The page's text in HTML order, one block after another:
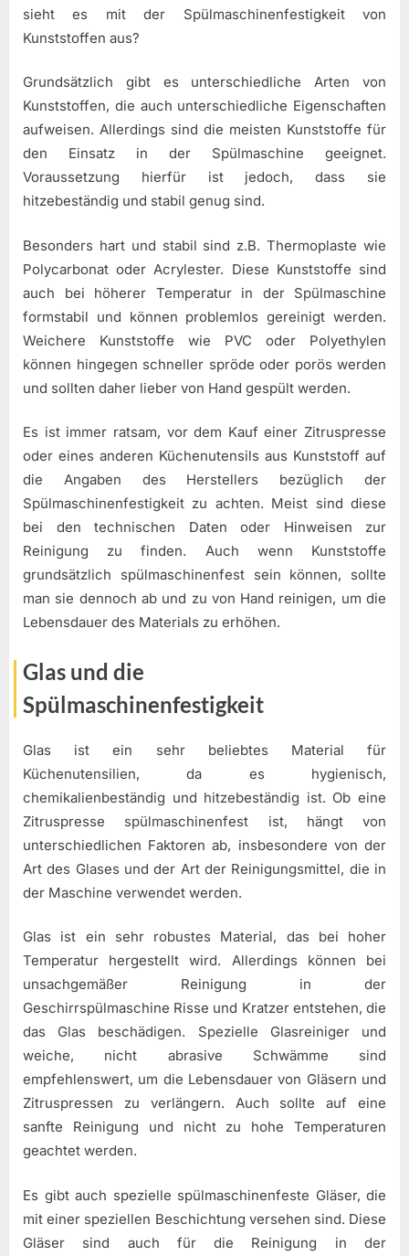
sieht es mit der Spülmaschinenfestigkeit von
Kunststoffen aus?
Grundsätzlich gibt es unterschiedliche Arten von
Kunststoffen, die auch unterschiedliche Eigenschaften
aufweisen. Allerdings sind die meisten Kunststoffe für
den Einsatz in der Spülmaschine geeignet.
Voraussetzung hierfür ist jedoch, dass sie
hitzebeständig und stabil genug sind.
Besonders hart und stabil sind z.B. Thermoplaste wie
Polycarbonat oder Acrylester. Diese Kunststoffe sind
auch bei höherer Temperatur in der Spülmaschine
formstabil und können problemlos gereinigt werden.
Weichere Kunststoffe wie PVC oder Polyethylen
können hingegen schneller spröde oder porös werden
und sollten daher lieber von Hand gespült werden.
Es ist immer ratsam, vor dem Kauf einer Zitruspresse
oder eines anderen Küchenutensils aus Kunststoff auf
die Angaben des Herstellers bezüglich der
Spülmaschinenfestigkeit zu achten. Meist sind diese
bei den technischen Daten oder Hinweisen zur
Reinigung zu finden. Auch wenn Kunststoffe
grundsätzlich spülmaschinenfest sein können, sollte
man sie dennoch ab und zu von Hand reinigen, um die
Lebensdauer des Materials zu erhöhen.
Glas und die
Spülmaschinenfestigkeit
Glas ist ein sehr beliebtes Material für
Küchenutensilien, da es hygienisch,
chemikalienbeständig und hitzebeständig ist. Ob eine
Zitruspresse spülmaschinenfest ist, hängt von
unterschiedlichen Faktoren ab, insbesondere von der
Art des Glases und der Art der Reinigungsmittel, die in
der Maschine verwendet werden.
Glas ist ein sehr robustes Material, das bei hoher
Temperatur hergestellt wird. Allerdings können bei
unsachgemäßer Reinigung in der
Geschirrspülmaschine Risse und Kratzer entstehen, die
das Glas beschädigen. Spezielle Glasreiniger und
weiche, nicht abrasive Schwämme sind
empfehlenswert, um die Lebensdauer von Gläsern und
Zitruspressen zu verlängern. Auch sollte auf eine
sanfte Reinigung und nicht zu hohe Temperaturen
geachtet werden.
Es gibt auch spezielle spülmaschinenfeste Gläser, die
mit einer speziellen Beschichtung versehen sind. Diese
Gläser sind auch für die Reinigung in der